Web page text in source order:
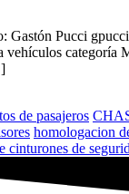
Gastón Pucci
vehículos
de pasajeros
homologacion
cinturones de